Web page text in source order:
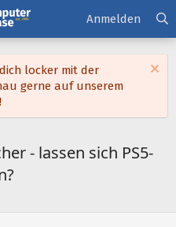
Anmelden
locker mit der
gerne auf unserem
- lassen sich PS5-